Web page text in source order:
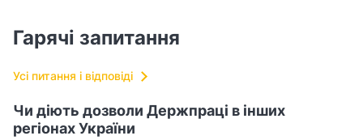
Гарячі запитання
Усі питання і відповіді
Чи діють дозволи Держпраці в інших
регіонах України